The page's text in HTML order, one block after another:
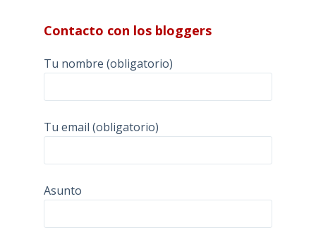
Contacto con los bloggers
Tu nombre (obligatorio)
Tu email (obligatorio)
Asunto